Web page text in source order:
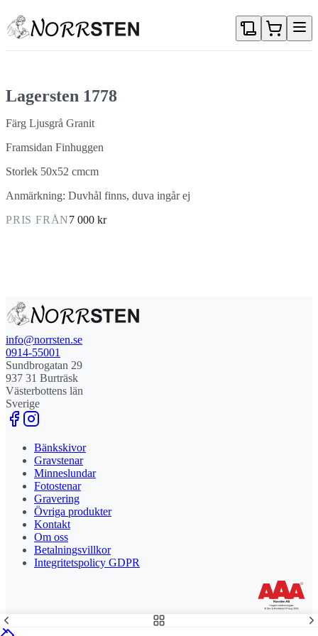
Lagersten 1778
Färg Ljusgrå Granit
Framsidan Finhuggen
Storlek 50x52 cmcm
Anmärkning: Duvhål finns, duva ingår ej
PRIS FRÅN7 000 kr
info@norrsten.se
0914-55001
Sundbrogatan 29
937 31 Burträsk
Västerbottens län
Sverige
Bänkskivor
Gravstenar
Minneslundar
Fotostenar
Gravering
Övriga produkter
Kontakt
Om oss
Betalningsvillkor
Integritetspolicy GDPR
Stolt leverantör och delägare till Steny AB